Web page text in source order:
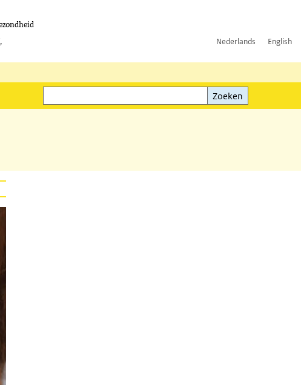
Nederlands English
Zoeken
Zoeken